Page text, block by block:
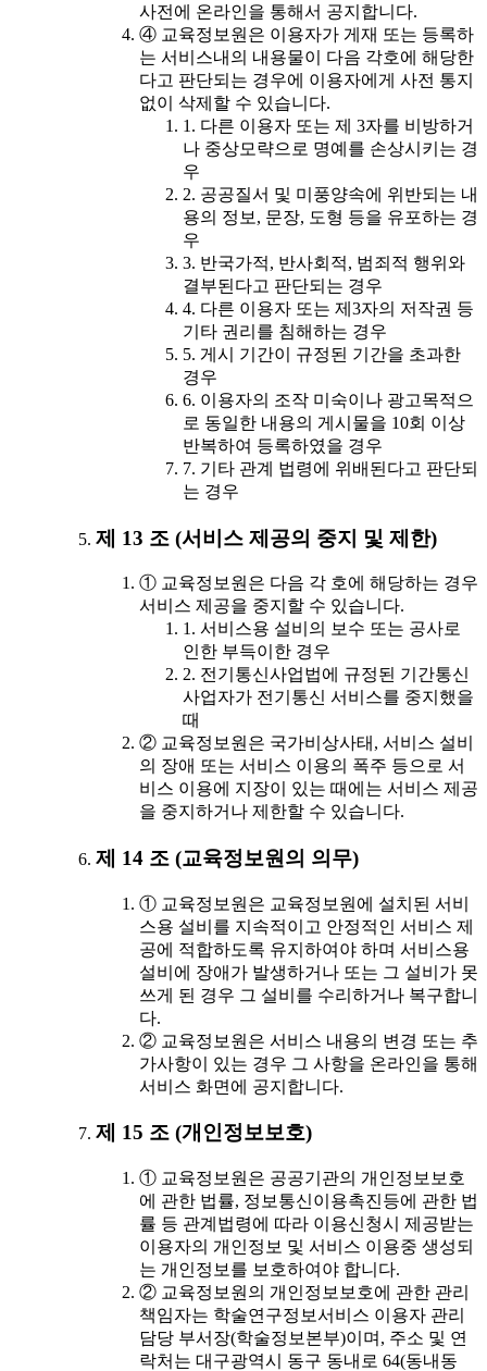
사전에 온라인을 통해서 공지합니다.
④ 교육정보원은 이용자가 게재 또는 등록하
는 서비스내의 내용물이 다음 각호에 해당한
다고 판단되는 경우에 이용자에게 사전 통지
없이 삭제할 수 있습니다.
1. 다른 이용자 또는 제 3자를 비방하거
나 중상모략으로 명예를 손상시키는 경
우
2. 공공질서 및 미풍양속에 위반되는 내
용의 정보, 문장, 도형 등을 유포하는 경
우
3. 반국가적, 반사회적, 범죄적 행위와
결부된다고 판단되는 경우
4. 다른 이용자 또는 제3자의 저작권 등
기타 권리를 침해하는 경우
5. 게시 기간이 규정된 기간을 초과한
경우
6. 이용자의 조작 미숙이나 광고목적으
로 동일한 내용의 게시물을 10회 이상
반복하여 등록하였을 경우
7. 기타 관계 법령에 위배된다고 판단되
는 경우
제 13 조 (서비스 제공의 중지 및 제한)
① 교육정보원은 다음 각 호에 해당하는 경우
서비스 제공을 중지할 수 있습니다.
1. 서비스용 설비의 보수 또는 공사로
인한 부득이한 경우
2. 전기통신사업법에 규정된 기간통신
사업자가 전기통신 서비스를 중지했을
때
② 교육정보원은 국가비상사태, 서비스 설비
의 장애 또는 서비스 이용의 폭주 등으로 서
비스 이용에 지장이 있는 때에는 서비스 제공
을 중지하거나 제한할 수 있습니다.
제 14 조 (교육정보원의 의무)
① 교육정보원은 교육정보원에 설치된 서비
스용 설비를 지속적이고 안정적인 서비스 제
공에 적합하도록 유지하여야 하며 서비스용
설비에 장애가 발생하거나 또는 그 설비가 못
쓰게 된 경우 그 설비를 수리하거나 복구합니
다.
② 교육정보원은 서비스 내용의 변경 또는 추
가사항이 있는 경우 그 사항을 온라인을 통해
서비스 화면에 공지합니다.
제 15 조 (개인정보보호)
① 교육정보원은 공공기관의 개인정보보호
에 관한 법률, 정보통신이용촉진등에 관한 법
률 등 관계법령에 따라 이용신청시 제공받는
이용자의 개인정보 및 서비스 이용중 생성되
는 개인정보를 보호하여야 합니다.
② 교육정보원의 개인정보보호에 관한 관리
책임자는 학술연구정보서비스 이용자 관리
담당 부서장(학술정보본부)이며, 주소 및 연
락처는 대구광역시 동구 동내로 64(동내동